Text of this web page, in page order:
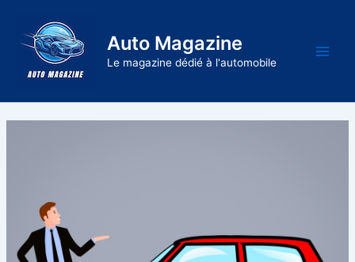
contenu
Auto Magazine
Le magazine dédié à l'automobile